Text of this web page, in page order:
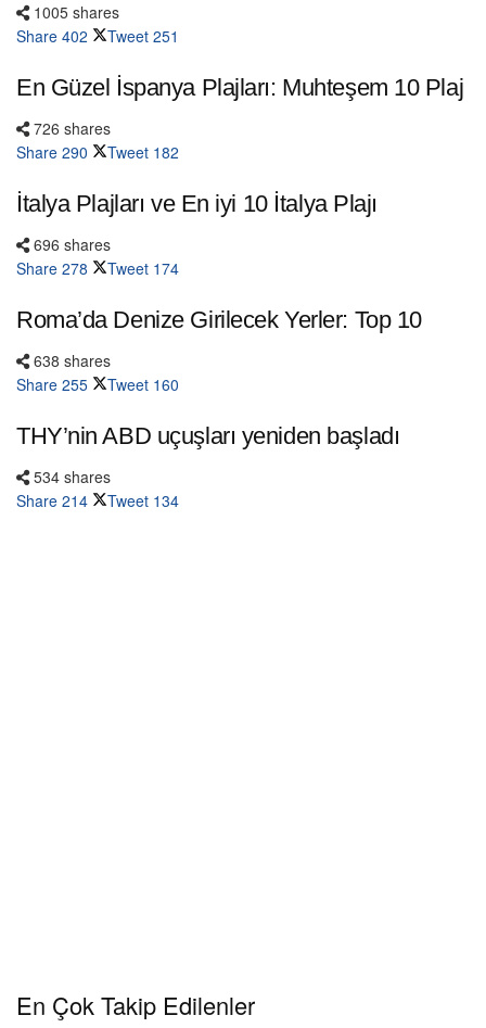
1005 shares
Share 402 Tweet 251
En Güzel İspanya Plajları: Muhteşem 10 Plaj
726 shares
Share 290 Tweet 182
İtalya Plajları ve En iyi 10 İtalya Plajı
696 shares
Share 278 Tweet 174
Roma’da Denize Girilecek Yerler: Top 10
638 shares
Share 255 Tweet 160
THY’nin ABD uçuşları yeniden başladı
534 shares
Share 214 Tweet 134
En Çok Takip Edilenler